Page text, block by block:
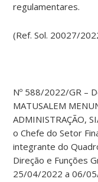
regulamentares.
(Ref. Sol. 20027/
Nº 588/2022/GR –
MATUSALEM
ADMINISTRAÇÃO,
o Chefe do Setor
integrante do
Direção e Funções
25/04/2022 a 06/